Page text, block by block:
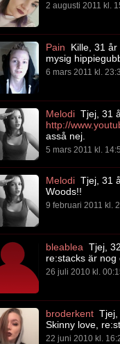
2 augusti 2011 kl.
Pain
Kille, 31 år
mysig
6 mars 2011 kl.
Melodi Tjej, 31
asså nej.
5 mars 2011 kl.
Melodi Tjej, 31
Woods!!
9 februari 2011 kl.
bleablea Tjej,
re:stacks är nog
26 juli 2010 kl.
broderkent
Skinny love,
22 juni 2010 kl.